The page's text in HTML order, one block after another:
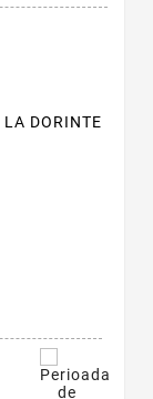
LA DORINTE